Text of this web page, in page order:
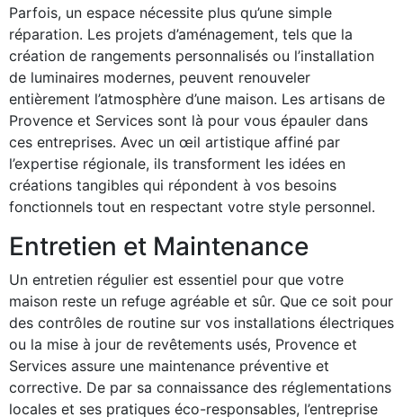
Parfois, un espace nécessite plus qu’une simple
réparation. Les projets d’aménagement, tels que la
création de rangements personnalisés ou l’installation
de luminaires modernes, peuvent renouveler
entièrement l’atmosphère d’une maison. Les artisans de
Provence et Services sont là pour vous épauler dans
ces entreprises. Avec un œil artistique affiné par
l’expertise régionale, ils transforment les idées en
créations tangibles qui répondent à vos besoins
fonctionnels tout en respectant votre style personnel.
Entretien et Maintenance
Un entretien régulier est essentiel pour que votre
maison reste un refuge agréable et sûr. Que ce soit pour
des contrôles de routine sur vos installations électriques
ou la mise à jour de revêtements usés, Provence et
Services assure une maintenance préventive et
corrective. De par sa connaissance des réglementations
locales et ses pratiques éco-responsables, l’entreprise